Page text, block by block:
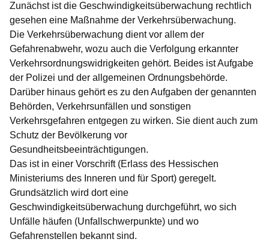
Zunächst ist die Geschwindigkeitsüberwachung rechtlich
gesehen eine Maßnahme der Verkehrsüberwachung.
Die Verkehrsüberwachung dient vor allem der
Gefahrenabwehr, wozu auch die Verfolgung erkannter
Verkehrsordnungswidrigkeiten gehört. Beides ist Aufgabe
der Polizei und der allgemeinen Ordnungsbehörde.
Darüber hinaus gehört es zu den Aufgaben der genannten
Behörden, Verkehrsunfällen und sonstigen
Verkehrsgefahren entgegen zu wirken. Sie dient auch zum
Schutz der Bevölkerung vor
Gesundheitsbeeinträchtigungen.
Das ist in einer Vorschrift (Erlass des Hessischen
Ministeriums des Inneren und für Sport) geregelt.
Grundsätzlich wird dort eine
Geschwindigkeitsüberwachung durchgeführt, wo sich
Unfälle häufen (Unfallschwerpunkte) und wo
Gefahrenstellen bekannt sind.